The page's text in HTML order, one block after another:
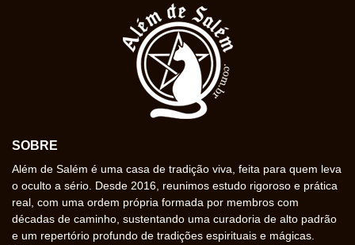
SOBRE
Além de Salém é uma casa de tradição viva, feita para quem leva
o oculto a sério. Desde 2016, reunimos estudo rigoroso e prática
real, com uma ordem própria formada por membros com
décadas de caminho, sustentando uma curadoria de alto padrão
e um repertório profundo de tradições espirituais e mágicas.